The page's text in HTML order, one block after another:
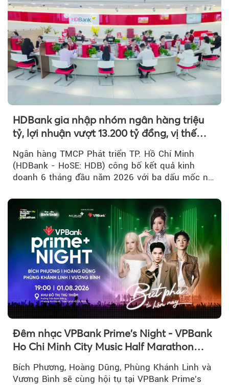
HDBank gia nhập nhóm ngân hàng triệu
tỷ, lợi nhuận vượt 13.200 tỷ đồng, vị thế
mới trên thị trường vốn quốc tế
Ngân hàng TMCP Phát triển TP. Hồ Chí Minh
(HDBank - HoSE: HDB) công bố kết quả kinh
doanh 6 tháng đầu năm 2026 với ba dấu mốc nổi
Đêm nhạc VPBank Prime's Night - VPBank
Ho Chi Minh City Music Half Marathon
Bích Phương, Hoàng Dũng, Phùng Khánh Linh và
Vương Bình sẽ cùng hội tụ tại VPBank Prime's